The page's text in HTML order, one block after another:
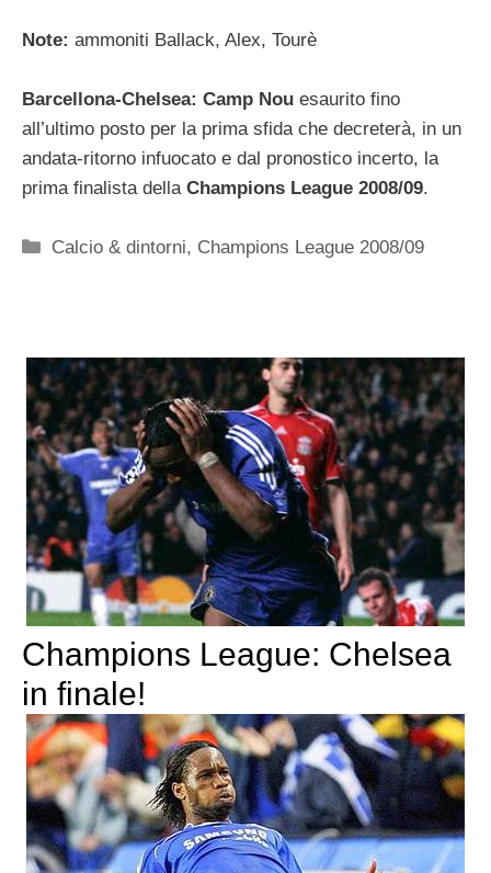
Note: ammoniti Ballack, Alex, Tourè
Barcellona-Chelsea: Camp Nou esaurito fino
all’ultimo posto per la prima sfida che decreterà, in un
andata-ritorno infuocato e dal pronostico incerto, la
prima finalista della Champions League 2008/09.
Categorie
Calcio & dintorni, Champions League 2008/09
Champions League: Chelsea
in finale!